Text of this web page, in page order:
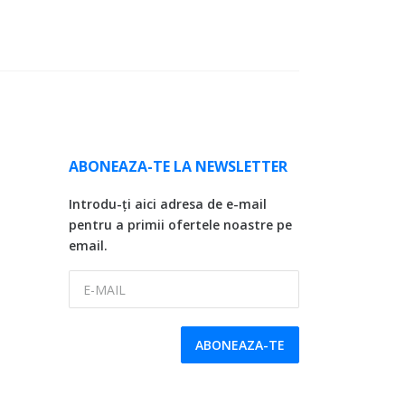
ABONEAZA-TE LA NEWSLETTER
Introdu-ți aici adresa de e-mail
pentru a primii ofertele noastre pe
email.
ABONEAZA-TE